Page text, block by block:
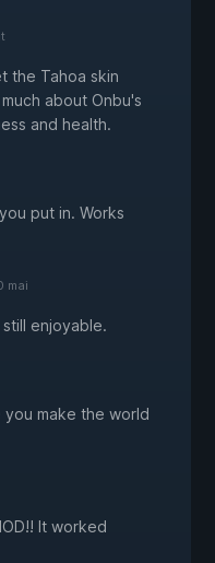
the Tahoa skin
about Onbu's
and health.
put in. Works
mai
enjoyable.
make the world
It worked